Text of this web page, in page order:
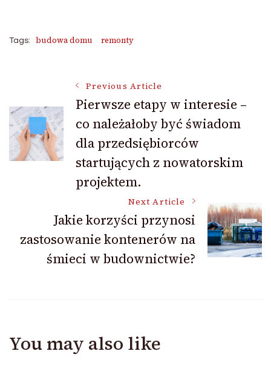
Tags: budowa domu remonty
Navigation
Previous Article
Pierwsze etapy w interesie –
co należałoby być świadom
dla przedsiębiorców
startujących z nowatorskim
projektem.
Next Article
Jakie korzyści przynosi
zastosowanie kontenerów na
śmieci w budownictwie?
You may also like